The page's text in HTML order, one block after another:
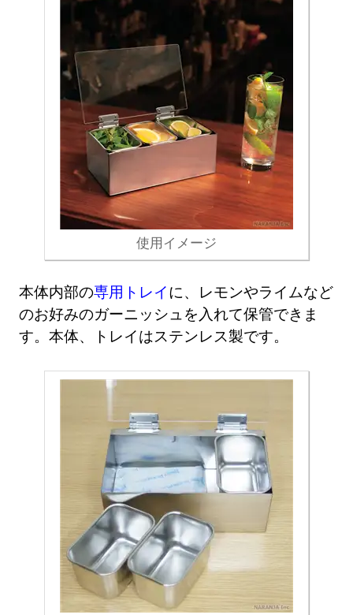
使用イメージ
本体内部の専用トレイに、レモンやライムなど
のお好みのガーニッシュを入れて保管できま
す。本体、トレイはステンレス製です。